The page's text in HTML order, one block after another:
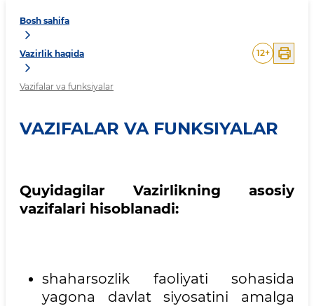
Bosh sahifa
Vazirlik haqida
Vazifalar va funksiyalar
12+
VAZIFALAR VA FUNKSIYALAR
Quyidagilar Vazirlikning asosiy
vazifalari hisoblanadi:
shaharsozlik faoliyati sohasida
yagona davlat siyosatini amalga